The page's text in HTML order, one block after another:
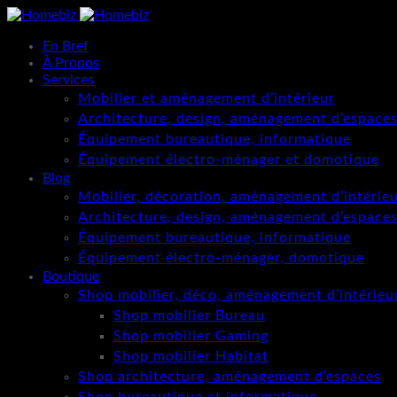
En Bref
À Propos
Services
Mobilier et aménagement d’intérieur
Architecture, design, aménagement d’espaces
Équipement bureautique, informatique
Équipement électro-ménager et domotique
Blog
Mobilier, décoration, aménagement
Architecture, design, aménagement d’espaces
Équipement bureautique, informatique
Équipement électro-ménager, domotique
Boutique
Shop mobilier, déco, aménagement
Shop mobilier Bureau
Shop mobilier Gaming
Shop mobilier Habitat
Shop architecture, aménagement d’espaces